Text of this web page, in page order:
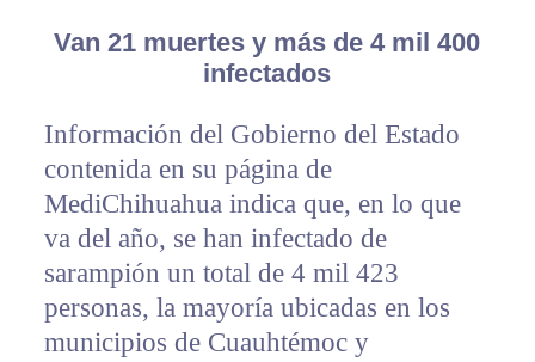
Van 21 muertes y más de 4 mil 400
infectados
Información del Gobierno del Estado
contenida en su página de
MediChihuahua indica que, en lo que
va del año, se han infectado de
sarampión un total de 4 mil 423
personas, la mayoría ubicadas en los
municipios de Cuauhtémoc y